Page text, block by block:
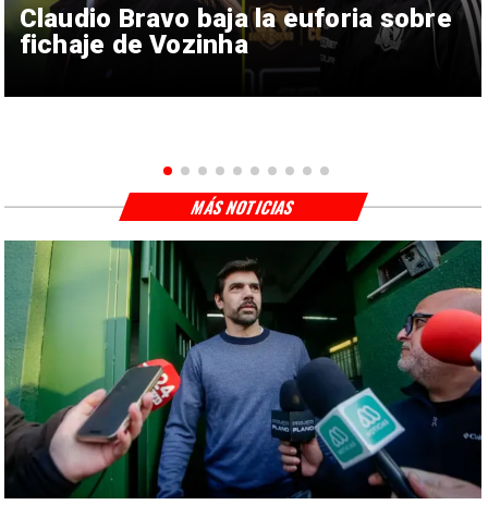
Claudio Bravo baja la euforia sobre
fichaje de Vozinha
MÁS NOTICIAS